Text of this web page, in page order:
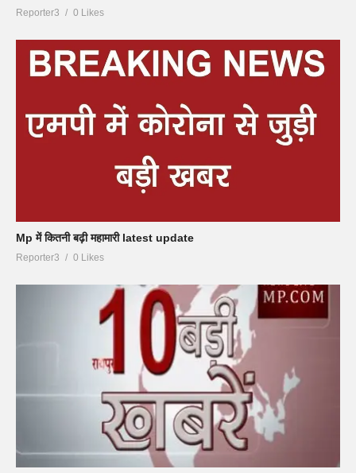
Reporter3 0 Likes
Mp में कितनी बढ़ी महामारी latest update
Reporter3 0 Likes